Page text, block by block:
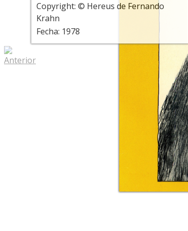
Copyright: © Hereus de Fernando
Krahn
Fecha: 1978